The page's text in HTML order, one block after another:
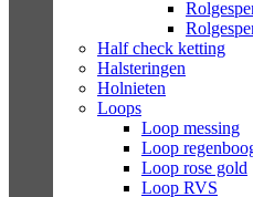
Half check ketting
Halsteringen
Holnieten
Loops
Loop messing
Loop
Loop rose gold
Loop RVS